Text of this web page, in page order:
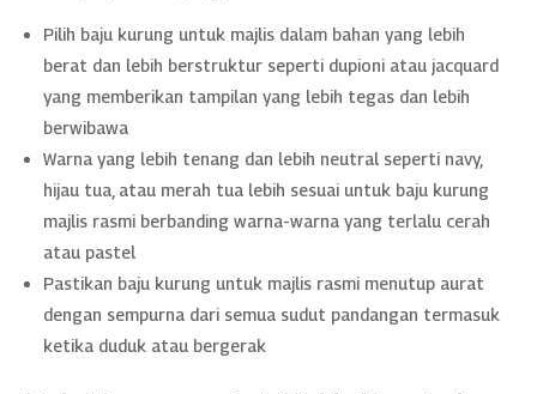
Pilih baju kurung untuk majlis dalam bahan yang lebih
berat dan lebih berstruktur seperti dupioni atau jacquard
yang memberikan tampilan yang lebih tegas dan lebih
berwibawa
Warna yang lebih tenang dan lebih neutral seperti navy,
hijau tua, atau merah tua lebih sesuai untuk baju kurung
majlis rasmi berbanding warna-warna yang terlalu cerah
atau pastel
Pastikan baju kurung untuk majlis rasmi menutup aurat
dengan sempurna dari semua sudut pandangan termasuk
ketika duduk atau bergerak